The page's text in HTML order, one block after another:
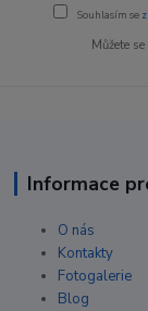
Souhlasím se
Můžete
Informace
O nás
Kontakty
Fotogalerie
Blog